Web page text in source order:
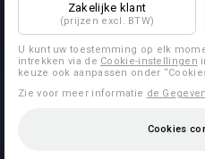
Zakelijke klant
(prijzen excl. BTW)
U kunt uw toestemming op elk
intrekken via de Cookie-instellingen
keuze ook aanpassen onder
Zie voor meer informatie de
Cookies